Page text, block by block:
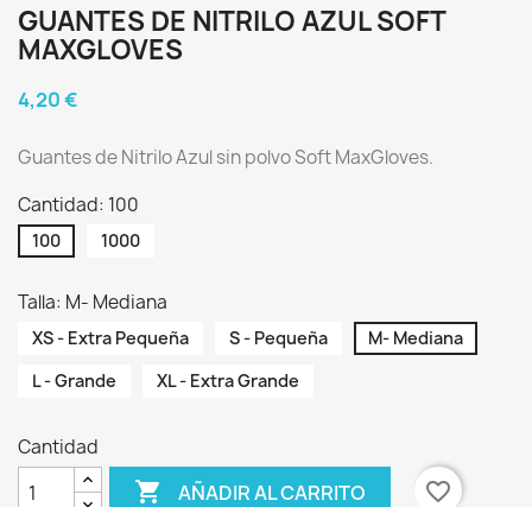
GUANTES DE NITRILO AZUL SOFT
MAXGLOVES
4,20 €
Guantes de Nitrilo Azul sin polvo Soft MaxGloves.
Cantidad: 100
100 1000
Talla: M- Mediana
XS - Extra Pequeña S - Pequeña
M- Mediana
L - Grande
XL - Extra Grande
Cantidad
 AÑADIR AL CARRITO favorite_border